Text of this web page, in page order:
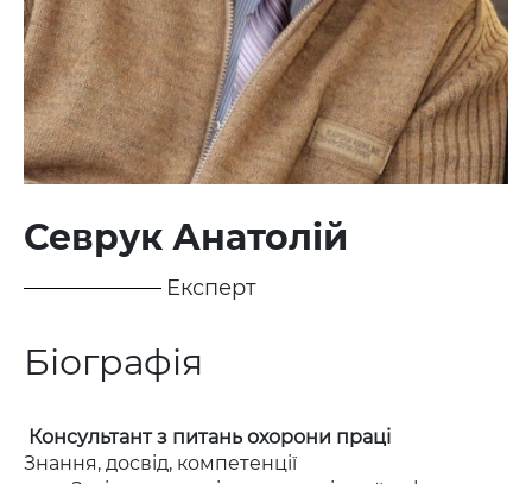
Севрук Анатолій
Експерт
Біографія
Консультант з питань охорони праці
Знання, досвід, компетенції